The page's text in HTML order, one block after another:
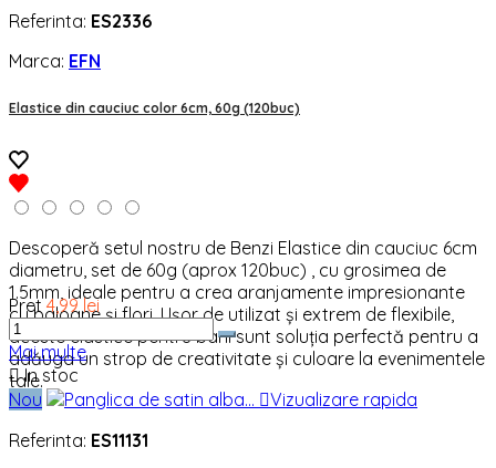
Referinta: ES2336
Marca: EFN
Elastice din cauciuc color 6cm, 60g (120buc)
Descoperă setul nostru de Benzi Elastice din cauciuc 6cm
diametru, set de 60g (aprox 120buc) , cu grosimea de
1.5mm, ideale pentru a crea aranjamente impresionante
cu baloane și flori. Ușor de utilizat și extrem de flexibile,
aceste elastice pentru bani sunt soluția perfectă pentru a
adăuga un strop de creativitate și culoare la evenimentele
tale.
Pret 4,99 lei
Mai multe
In stoc
Nou
Vizualizare rapida
Referinta: ES11131